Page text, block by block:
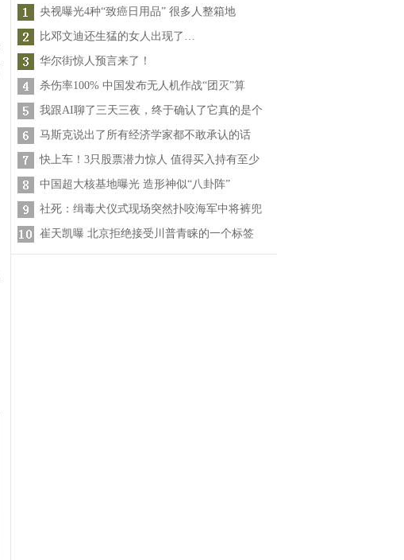
央视曝光4种“致癌日用品” 很多人整箱地
比邓文迪还生猛的女人出现了…
华尔街惊人预言来了！
杀伤率100% 中国发布无人机作战“团灭”算
我跟AI聊了三天三夜，终于确认了它真的是个
马斯克说出了所有经济学家都不敢承认的话
快上车！3只股票潜力惊人 值得买入持有至少
中国超大核基地曝光 造形神似“八卦阵”
社死：缉毒犬仪式现场突然扑咬海军中将裤兜
崔天凯曝 北京拒绝接受川普青睐的一个标签